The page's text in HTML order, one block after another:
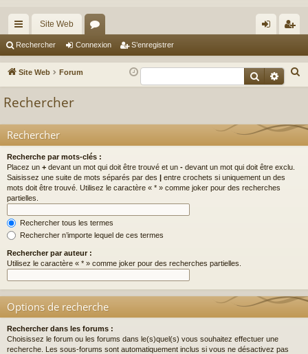
cc
ès
ra
pi
de
Site Web
or
u
m
ne
xi
nr
eg
re
r
Rechercher Connexion S’enregistrer
Site Web Forum
e
e
r
Rechercher
Rechercher
Recherche par mots-clés :
Placez un + devant un mot qui doit être trouvé et un - devant un mot qui doit être exclu.
Saisissez une suite de mots séparés par des | entre crochets si uniquement un des
mots doit être trouvé. Utilisez le caractère « * » comme joker pour des recherches
partielles.
Rechercher tous les termes
Rechercher n’importe lequel de ces termes
Rechercher par auteur :
Utilisez le caractère « * » comme joker pour des recherches partielles.
Options de recherche
Rechercher dans les forums :
Choisissez le forum ou les forums dans le(s)quel(s) vous souhaitez effectuer une
recherche. Les sous-forums sont automatiquement inclus si vous ne désactivez pas